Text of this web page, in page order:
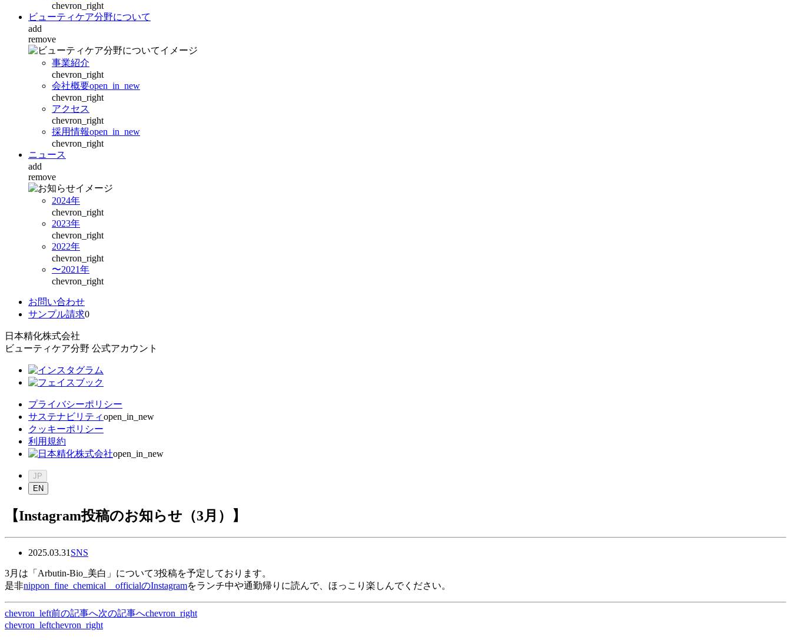
chevron_right
ビューティケア分野について
add
remove
事業紹介
chevron_right
会社概要open_in_new
chevron_right
アクセス
chevron_right
採用情報open_in_new
chevron_right
ニュース
add
remove
2024年
chevron_right
2023年
chevron_right
2022年
chevron_right
〜2021年
chevron_right
お問い合わせ
サンプル請求0
日本精化株式会社
ビューティケア分野 公式アカウント
プライバシーポリシー
サステナビリティopen_in_new
クッキーポリシー
利用規約
open_in_new
JP
EN
【Instagram投稿のお知らせ（3月）】
2025.03.31 SNS
3月は「Arbutin-Bio_美白」について3投稿を予定しております。
是非nippon_fine_chemical__officialのInstagramをランチ中や通勤帰りに読んで、ほっこり楽しんでください。
chevron_left前の記事へ次の記事へchevron_right
chevron_leftchevron_right